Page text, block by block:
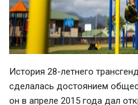
История 28-летнего
сделалась достоянием
он в апреле 2015 года дал